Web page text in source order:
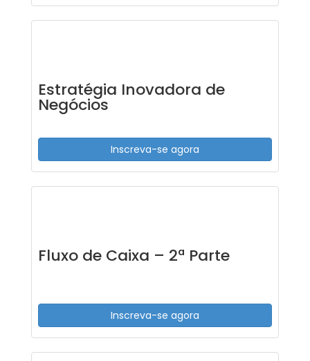
Estratégia Inovadora de
Negócios
Inscreva-se agora
Fluxo de Caixa – 2ª Parte
Inscreva-se agora